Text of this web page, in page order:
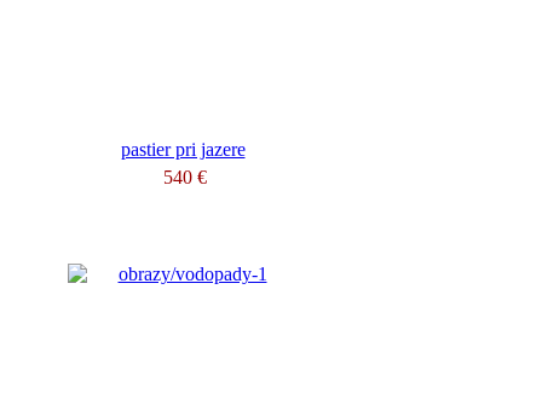
pastier pri jazere
540 €